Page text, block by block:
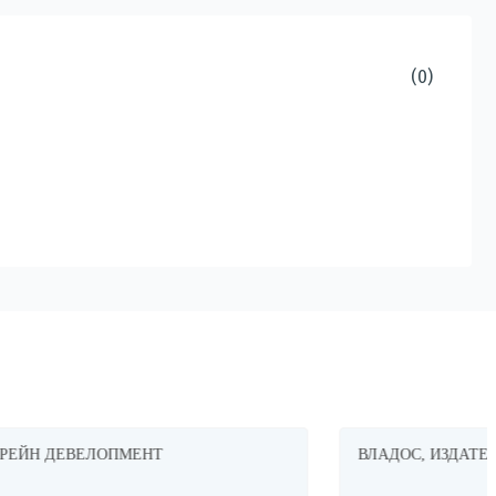
(0)
ВЛАДОС, ИЗДАТЕЛЬСТВО